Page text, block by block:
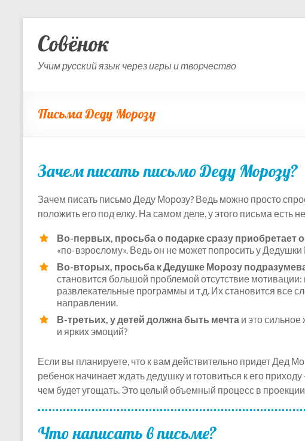
content
Совёнок
Учим русский язык через игры и творчество
Письма Деду Морозу
Зачем писать письмо Деду Морозу?
Зачем писать письмо Деду Морозу? Ведь можно просто
положить его под елку. На самом деле, у этого письма есть
Во-первых, просьба о подарке сразу приобретает
«по-взрослому». Ведь он не может попросить у
Во-вторых, просьба к Дедушке Морозу
становится большой проблемой отсутствие
развлекательные программы и т.д. Их становится все
направлении.
В-третьих, у детей должна быть мечта и это сильное
и ярких эмоций?
Если вы планируете, что к вам действительно придет Дед
ребенок начинает ждать дедушку и готовиться к его
чем будет угощать. Это целый объемный процесс в
Что написать в письме?